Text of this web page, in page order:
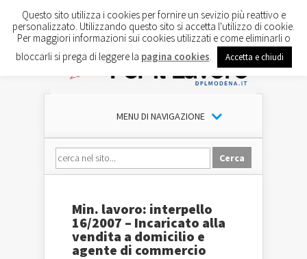
MENU DI NAVIGAZIONE
Min. lavoro: interpello
16/2007 – Incaricato alla
vendita a domicilio e
agente di commercio
Questo sito utilizza i cookies per fornire un sevizio più reattivo e
personalizzato. Utilizzando questo sito si accetta l'utilizzo di cookie.
Per maggiori informazioni sui cookies utilizzati e come eliminarli o
bloccarli si prega di leggere la pagina cookies Accetta e chiudi